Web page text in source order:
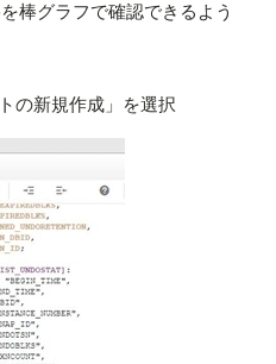
棒グラフで確認できるよう
の新規作成」を選択